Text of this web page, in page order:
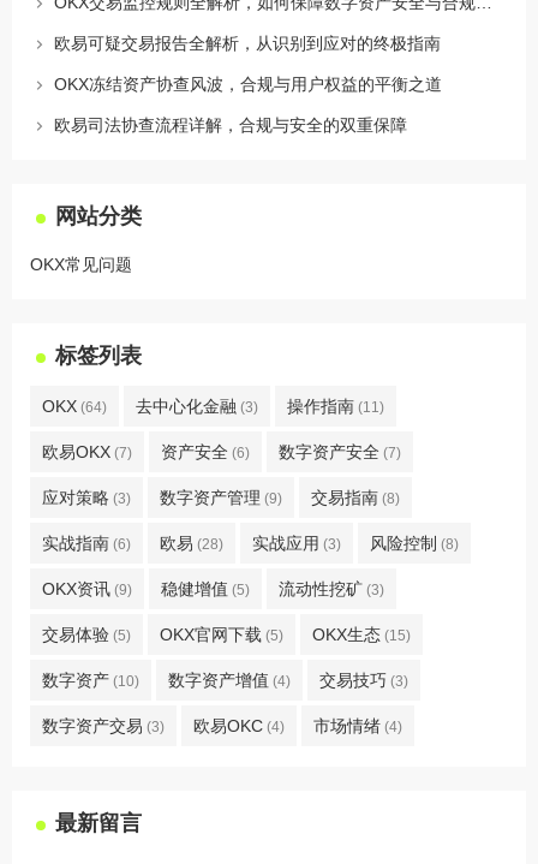
欧易可疑交易报告全解析，从识别到应对的终极指南
OKX冻结资产协查风波，合规与用户权益的平衡之道
欧易司法协查流程详解，合规与安全的双重保障
网站分类
OKX常见问题
标签列表
OKX (64) 去中心化金融 (3) 操作指南 (11)
欧易OKX (7) 资产安全 (6) 数字资产安全 (7)
应对策略 (3) 数字资产管理 (9) 交易指南 (8)
实战指南 (6) 欧易 (28) 实战应用 (3) 风险控制 (8)
OKX资讯 (9) 稳健增值 (5) 流动性挖矿 (3)
交易体验 (5) OKX官网下载 (5) OKX生态 (15)
数字资产 (10) 数字资产增值 (4) 交易技巧 (3)
数字资产交易 (3) 欧易OKC (4) 市场情绪 (4)
最新留言